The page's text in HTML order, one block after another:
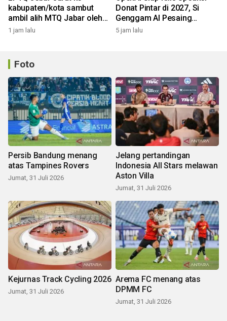
kabupaten/kota sambut
ambil alih MTQ Jabar oleh
Pemprov
1 jam lalu
Donat Pintar di 2027, Si
Genggam AI Pesaing
Google & Amazon!
5 jam lalu
Foto
Persib Bandung menang
atas Tampines Rovers
Jumat, 31 Juli 2026
Jelang pertandingan
Indonesia All Stars melawan
Aston Villa
Jumat, 31 Juli 2026
Kejurnas Track Cycling 2026
Jumat, 31 Juli 2026
Arema FC menang atas
DPMM FC
Jumat, 31 Juli 2026